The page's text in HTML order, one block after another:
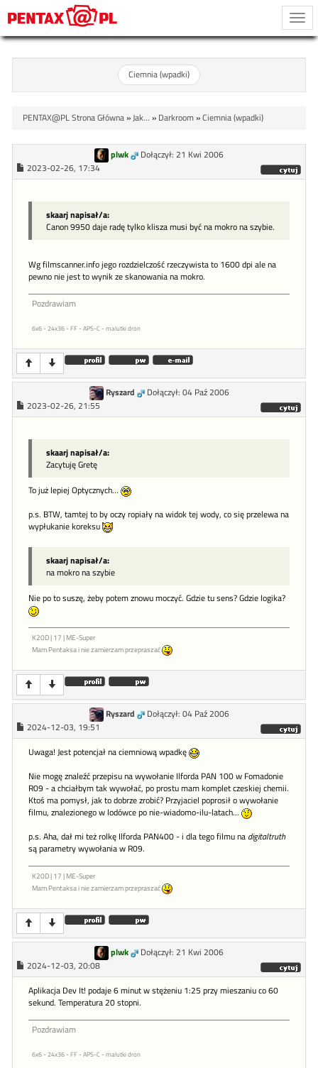
Ciemnia (wpadki)
PENTAX@PL Strona Główna»Jak... » Darkroom»Ciemnia (wpadki)
plwk
Dołączył: 21 Kwi 2006
2023-02-26, 17:34
skaarj napisał/a:
Canon 9950 daje radę tylko klisza musi być na mokro na szybie.
Wg filmscanner.info jego rozdzielczość rzeczywista to 1600 dpi ale na
pewno nie jest to wynik ze skanowania na mokro.
Pozdrawiam
6x6 - 24x36 - FF - APS-C - malutki dron
Ryszard
Dołączył: 04 Paź 2006
2023-02-26, 21:55
skaarj napisał/a:
Zacytuję Gretę
To już lepiej Optycznych...
p.s. BTW, tamtej to by oczy ropiały na widok tej wody, co się przelewa na
wypłukanie koreksu
skaarj napisał/a:
na mokro na szybie
Nie po to suszę, żeby potem znowu moczyć. Gdzie tu sens? Gdzie logika?
K20D | 17 | ME-Super
Mam Pentaksa i nie zamierzam przepraszać
Ryszard
Dołączył: 04 Paź 2006
2024-12-03, 19:51
Uwaga! Jest potencjał na ciemniową wpadkę
Nie mogę znaleźć przepisu na wywołanie Ilforda PAN 100 w Fomadonie
R09 - a chciałbym tak wywołać, po prostu mam komplet czeskiej chemii.
Ktoś ma pomysł, jak to dobrze zrobić? Przyjaciel poprosił o wywołanie
filmu, znalezionego w lodówce po nie-wiadomo-ilu-latach...
p.s. Aha, dał mi też rolkę Ilforda PAN400 - i dla tego filmu na digitaltruth
są parametry wywołania w R09.
K20D | 17 | ME-Super
Mam Pentaksa i nie zamierzam przepraszać
plwk
Dołączył: 21 Kwi 2006
2024-12-03, 20:08
Aplikacja Dev It! podaje 6 minut w stężeniu 1:25 przy mieszaniu co 60
sekund. Temperatura 20 stopni.
Pozdrawiam
6x6 - 24x36 - FF - APS-C - malutki dron